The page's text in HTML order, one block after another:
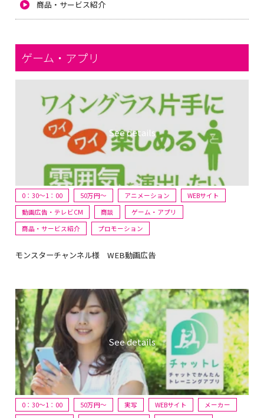
商品・サービス紹介
ゲーム・アプリ
0：30～1：00 50万円〜 アニメーション
WEBサイト
動画広告・テレビCM
商談
ゲーム・アプリ
商品・サービス紹介
プロモーション
モンスターチャンネル様 WEB動画広告
0：30～1：00 50万円〜 実写 WEBサイト
メーカー